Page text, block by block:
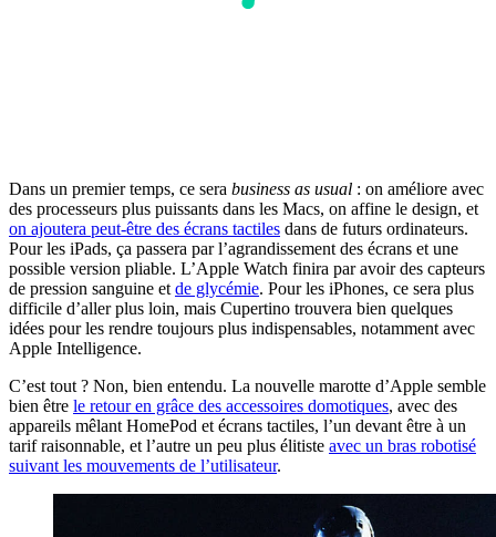
Dans un premier temps, ce sera business as usual : on améliore avec
des processeurs plus puissants dans les Macs, on affine le design, et
on ajoutera peut-être des écrans tactiles dans de futurs ordinateurs.
Pour les iPads, ça passera par l’agrandissement des écrans et une
possible version pliable. L’Apple Watch finira par avoir des capteurs
de pression sanguine et de glycémie. Pour les iPhones, ce sera plus
difficile d’aller plus loin, mais Cupertino trouvera bien quelques
idées pour les rendre toujours plus indispensables, notamment avec
Apple Intelligence.
C’est tout ? Non, bien entendu. La nouvelle marotte d’Apple semble
bien être le retour en grâce des accessoires domotiques, avec des
appareils mêlant HomePod et écrans tactiles, l’un devant être à un
tarif raisonnable, et l’autre un peu plus élitiste avec un bras robotisé
suivant les mouvements de l’utilisateur.